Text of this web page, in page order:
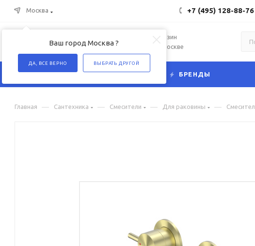
Москва
Ваш город Москва ?
ДА, ВСЕ ВЕРНО ВЫБРАТЬ ДРУГОЙ
+7 (495) 128-88-76
Интернет-магазин
сантехники в Москве
КАТАЛОГ БРЕНДЫ
Главная — Сантехника — Смесители — Для раковины —